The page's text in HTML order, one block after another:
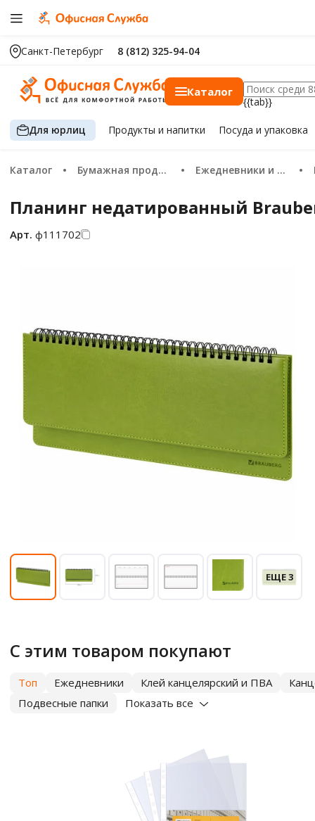
Санкт-Петербург 8 (812) 325-94-04
Каталог
{{tab}}
Для юрлиц Продуктыи напитки Посуда и упаковка
Каталог Бумажная продукция Ежедневники и планинги
Планинг недатированный
Арт. ф111702
ЕЩЕ 3
С этим товаром покупают
Топ Ежедневники Клей канцелярский и ПВА
Подвесные папки
Показать все